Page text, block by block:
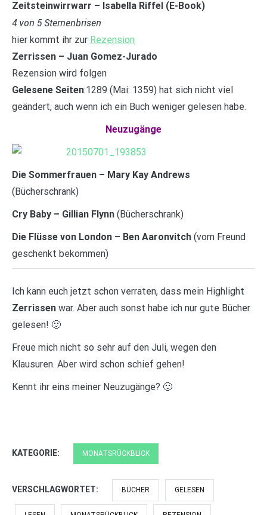
Zeitsteinwirrwarr – Isabella Riffel (E-Book)
4 von 5 Sternenbrisen
hier kommt ihr zur Rezension
Zerrissen – Juan Gomez-Jurado
Rezension wird folgen
Gelesene Seiten:1289 (Mai: 1359) hat sich nicht viel
geändert, auch wenn ich ein Buch weniger gelesen habe.
Neuzugänge
Die Sommerfrauen – Mary Kay Andrews
(Bücherschrank)
Cry Baby – Gillian Flynn (Bücherschrank)
Die Flüsse von London – Ben Aaronvitch (vom Freund
geschenkt bekommen)
Ich kann euch jetzt schon verraten, dass mein Highlight
Zerrissen war. Aber auch sonst habe ich nur gute Bücher
gelesen! 🙂
Freue mich nicht so sehr auf den Juli, wegen den
Klausuren. Aber wird schon schief gehen!
Kennt ihr eins meiner Neuzugänge? 🙂
KATEGORIE: MONATSRÜCKBLICK
VERSCHLAGWORTET: BÜCHER GELESEN